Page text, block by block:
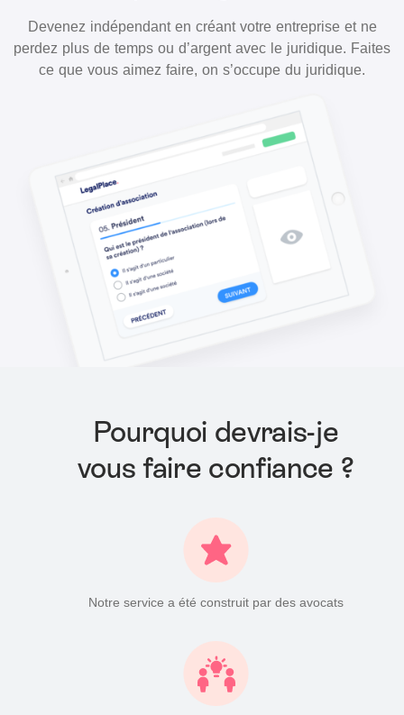
Devenez indépendant en créant votre entreprise et ne
perdez plus de temps ou d’argent avec le juridique. Faites
ce que vous aimez faire, on s’occupe du juridique.
Pourquoi devrais-je
vous faire confiance ?
Notre service a été construit par des avocats